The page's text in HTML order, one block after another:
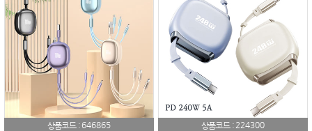
상품코드 : 646865
상품코드 :224300